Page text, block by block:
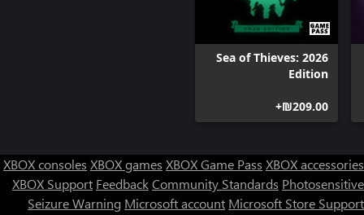
Sea of Thieves: 2026
Edition
‪₪‎209.00‬+
XBOX consoles XBOX games XBOX Game Pass XBOX accessories
XBOX Support FeedbackCommunity Standards Photosensitive
Seizure Warning Microsoft account Microsoft Store Support